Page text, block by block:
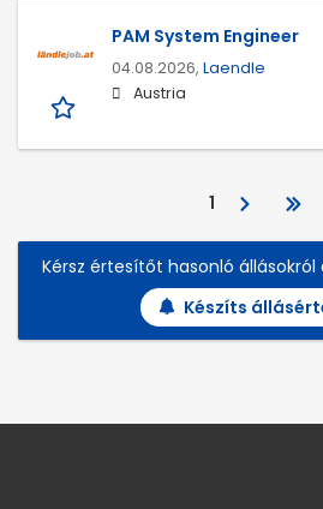
PAM System Engineer
04.08.2026, Laendle
Austria
1
Kérsz értesítőt hasonló állásokról
Készíts